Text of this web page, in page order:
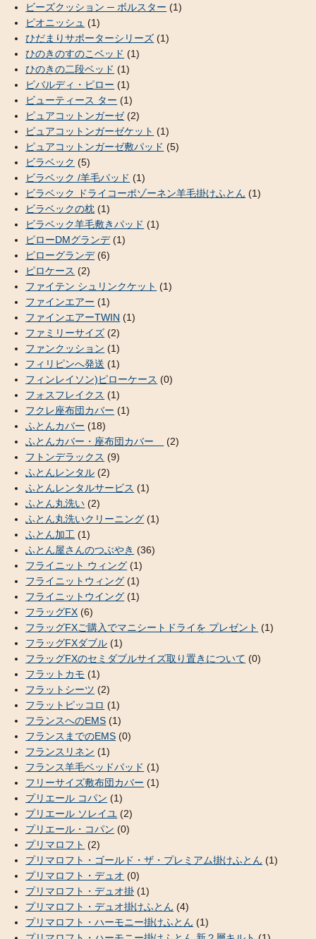
ビーズクッション ─ ボルスター (1)
ピオニッシュ (1)
ひだまりサポーターシリーズ (1)
ひのきのすのこベッド (1)
ひのきの二段ベッド (1)
ビバルディ・ピロー (1)
ビューティース ター (1)
ピュアコットンガーゼ(2)
ピュアコットンガーゼケット (1)
ピュアコットンガーゼ敷パッド (5)
ビラベック (5)
ビラベック /羊毛パッド (1)
ビラベック ドライコーポゾーネン羊毛掛けふとん (1)
ビラベックの枕 (1)
ビラベック羊毛敷きパッド (1)
ピローDMグランデ(1)
ピローグランデ(6)
ピロケース (2)
ファイテン シュリンクケット (1)
ファインエアー (1)
ファインエアーTWIN (1)
ファミリーサイズ (2)
ファンクッション (1)
フィリピンへ発送 (1)
フィンレイソン)ピローケース (0)
フォスフレイクス (1)
フクレ座布団カバー (1)
ふとんカバー (18)
ふとんカバー・座布団カバー
(2)
フトンデラックス (9)
ふとんレンタル (2)
ふとんレンタルサービス (1)
ふとん丸洗い (2)
ふとん丸洗いクリーニング (1)
ふとん加工 (1)
ふとん屋さんのつぶやき (36)
フライニット ウィング (1)
フライニットウィング (1)
フライニットウイング (1)
フラッグFX (6)
フラッグFXご購入でマニシートドライを プレゼント (1)
フラッグFXダブル (1)
フラッグFXのセミダブルサイズ取り置きについて (0)
フラットカモ (1)
フラットシーツ (2)
フラットピッコロ (1)
フランスへのEMS (1)
フランスまでのEMS (0)
フランスリネン (1)
フランス羊毛ベッドパッド (1)
フリーサイズ敷布団カバー (1)
プリエール コパン (1)
プリエール ソレイユ (2)
プリエール・コパン (0)
プリマロフト (2)
プリマロフト・ゴールド・ザ・プレミアム掛けふとん (1)
プリマロフト・デュオ (0)
プリマロフト・デュオ掛 (1)
プリマロフト・デュオ掛けふとん (4)
プリマロフト・ハーモニー掛けふとん (1)